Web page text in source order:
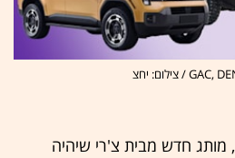
הראשון שבהם הוא ICAR, מותג חדש מבית צ'רי שיהיה